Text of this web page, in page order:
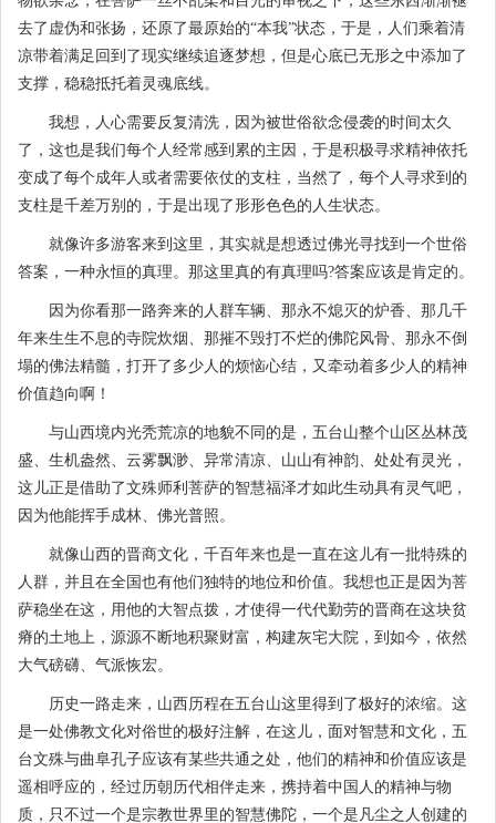
去了虚伪和张扬，还原了最原始的“本我”状态，于是，人们乘着清
凉带着满足回到了现实继续追逐梦想，但是心底已无形之中添加了
支撑，稳稳抵托着灵魂底线。
我想，人心需要反复清洗，因为被世俗欲念侵袭的时间太久
了，这也是我们每个人经常感到累的主因，于是积极寻求精神依托
变成了每个成年人或者需要依仗的支柱，当然了，每个人寻求到的
支柱是千差万别的，于是出现了形形色色的人生状态。
就像许多游客来到这里，其实就是想透过佛光寻找到一个世俗
答案，一种永恒的真理。那这里真的有真理吗?答案应该是肯定的。
因为你看那一路奔来的人群车辆、那永不熄灭的炉香、那几千
年来生生不息的寺院炊烟、那摧不毁打不烂的佛陀风骨、那永不倒
塌的佛法精髓，打开了多少人的烦恼心结，又牵动着多少人的精神
价值趋向啊！
与山西境内光秃荒凉的地貌不同的是，五台山整个山区丛林茂
盛、生机盎然、云雾飘渺、异常清凉、山山有神韵、处处有灵光，
这儿正是借助了文殊师利菩萨的智慧福泽才如此生动具有灵气吧，
因为他能挥手成林、佛光普照。
就像山西的晋商文化，千百年来也是一直在这儿有一批特殊的
人群，并且在全国也有他们独特的地位和价值。我想也正是因为菩
萨稳坐在这，用他的大智点拨，才使得一代代勤劳的晋商在这块贫
瘠的土地上，源源不断地积聚财富，构建灰宅大院，到如今，依然
大气磅礴、气派恢宏。
历史一路走来，山西历程在五台山这里得到了极好的浓缩。这
是一处佛教文化对俗世的极好注解，在这儿，面对智慧和文化，五
台文殊与曲阜孔子应该有某些共通之处，他们的精神和价值应该是
遥相呼应的，经过历朝历代相伴走来，携持着中国人的精神与物
质，只不过一个是宗教世界里的智慧佛陀，一个是凡尘之人创建的